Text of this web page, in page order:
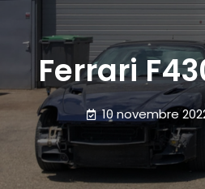
Ferrari
10 novembre